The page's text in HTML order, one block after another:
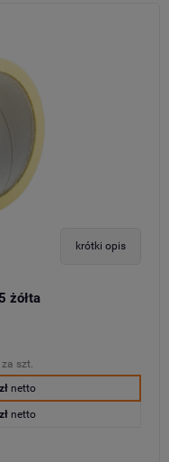
krótki opis
żółta
szt.
netto
netto